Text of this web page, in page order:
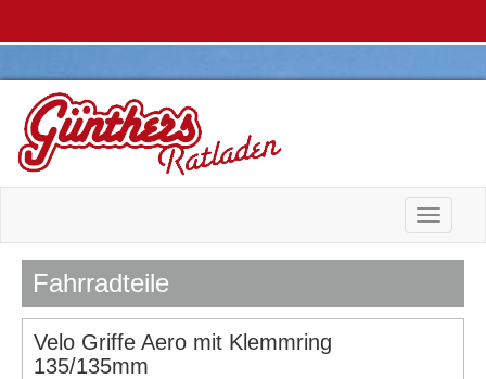
Toggle
Fahrradteile
Velo Griffe Aero mit Klemmring
135/135mm